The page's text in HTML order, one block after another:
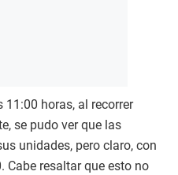
11:00 horas, al recorrer
se pudo ver que las
unidades, pero claro, con
Cabe resaltar que esto no